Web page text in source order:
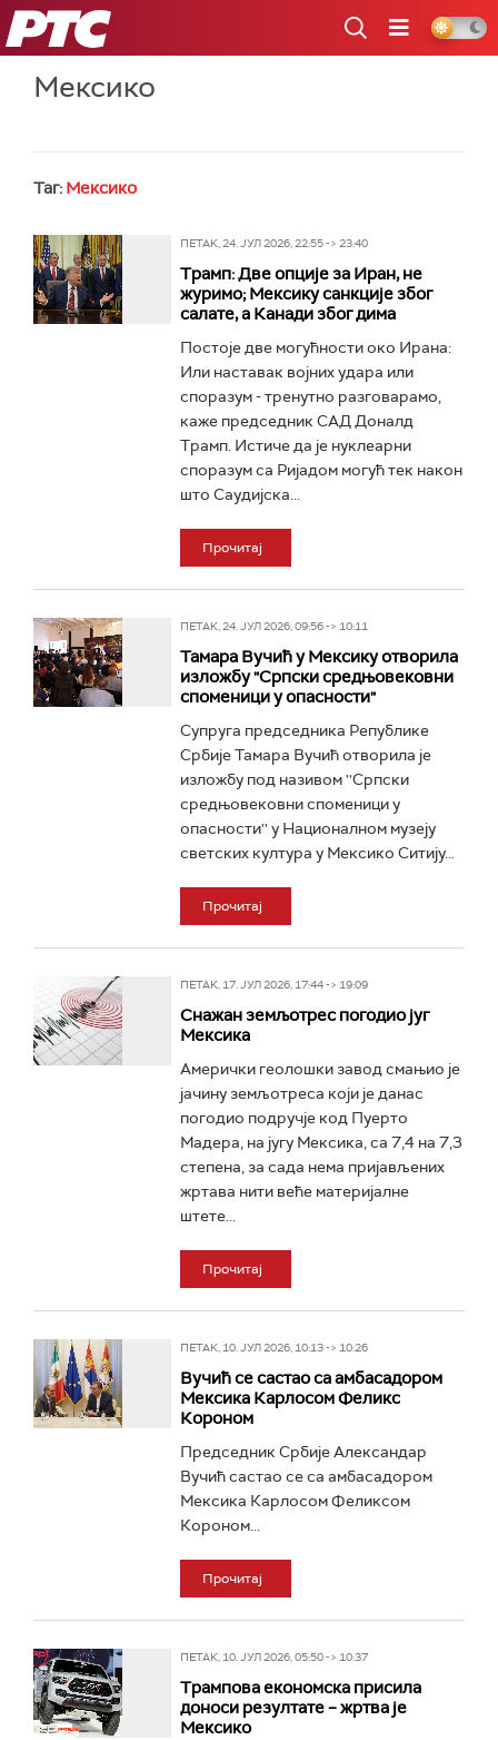
РТС
Мексико
Таг: Мексико
ПЕТАК, 24. ЈУЛ 2026, 22:55 -> 23:40
Трамп: Две опције за Иран, не
журимо; Мексику санкције због
салате, а Канади због дима
Постоје две могућности око Ирана:
Или наставак војних удара или
споразум - тренутно разговарамо,
каже председник САД Доналд
Трамп. Истиче да је нуклеарни
споразум са Ријадом могућ тек након
што Саудијска...
Прочитај
ПЕТАК, 24. ЈУЛ 2026, 09:56 -> 10:11
Тамара Вучић у Мексику отворила
изложбу "Српски средњовековни
споменици у опасности"
Супруга председника Републике
Србије Тамара Вучић отворила је
изложбу под називом ''Српски
средњовековни споменици у
опасности'' у Националном музеју
светских култура у Мексико Ситију...
Прочитај
ПЕТАК, 17. ЈУЛ 2026, 17:44 -> 19:09
Снажан земљотрес погодио југ
Мексика
Амерички геолошки завод смањио је
јачину земљотреса који је данас
погодио подручје код Пуерто
Мадера, на југу Мексика, са 7,4 на 7,3
степена, за сада нема пријављених
жртава нити веће материјалне
штете...
Прочитај
ПЕТАК, 10. ЈУЛ 2026, 10:13 -> 10:26
Вучић се састао са амбасадором
Мексика Карлосом Феликс
Короном
Председник Србије Александар
Вучић састао се са амбасадором
Мексика Карлосом Феликсом
Короном...
Прочитај
ПЕТАК, 10. ЈУЛ 2026, 05:50 -> 10:37
Трампова економска присила
доноси резултате – жртва је
Мексико